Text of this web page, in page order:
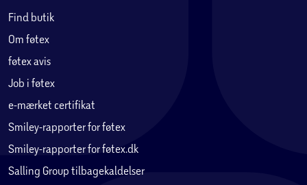
Find butik
Om føtex
føtex avis
Job i føtex
e-mærket certifikat
Smiley-rapporter for føtex
Smiley-rapporter for føtex.dk
Salling Group tilbagekaldelser